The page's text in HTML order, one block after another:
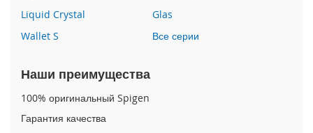
1
6
P
o
a
Liquid Crystal
Glas
Wallet S
Все серии
Наши преимущества
100% оригинальный Spigen
Гарантия качества